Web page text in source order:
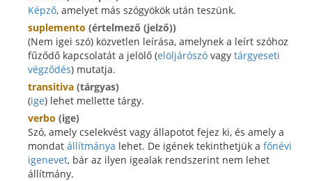
Képző, amelyet más szógyökök után teszünk.
suplemento (értelmező (jelző))
(Nem igei szó) közvetlen leírása, amelynek a leírt szóhoz
fűződő kapcsolatát a jelölő (elöljárószó vagy tárgyeseti
végződés) mutatja.
transitiva (tárgyas)
(ige) lehet mellette tárgy.
verbo (ige)
Szó, amely cselekvést vagy állapotot fejez ki, és amely a
mondat állítmánya lehet. De igének tekinthetjük a főnévi
igenevet, bár az ilyen igealak rendszerint nem lehet
állítmány.